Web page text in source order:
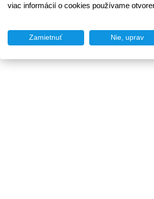
viac informácií o cookies používame
Zamietnuť Nie, uprav